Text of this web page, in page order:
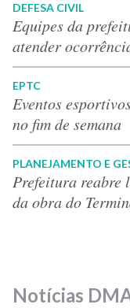
DEFESA CIVIL
Equipes da
atender
EPTC
Eventos
no fim de semana
PLANEJAMENTO E
Prefeitura
da obra do
Notícias